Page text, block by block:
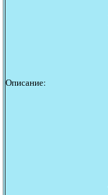
Описание: